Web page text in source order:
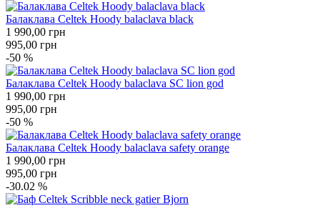
Балаклава Celtek Hoody balaclava black
1 990,00 грн
995,00 грн
-50 %
Балаклава Celtek Hoody balaclava SC lion god
1 990,00 грн
995,00 грн
-50 %
Балаклава Celtek Hoody balaclava safety orange
1 990,00 грн
995,00 грн
-30.02 %